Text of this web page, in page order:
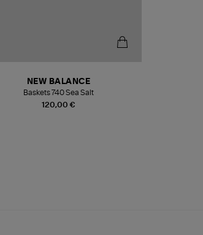
120,00 €
NEW BALANCE
Baskets 740 Sea Salt